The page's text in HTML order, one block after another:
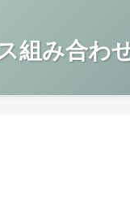
組み合わ